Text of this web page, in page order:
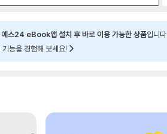
예스24 eBook앱 설치 후 바로 이용 가능한 상품입니다.
능을 경험해 보세요!